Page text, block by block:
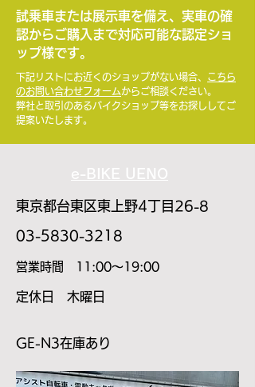
試乗車または展示車を備え、実車の確
認からご購入まで対応可能な認定ショ
ップ様です。
下記リストにお近くのショップがない場合、 こちら
のお問い合わせフォームからご相談ください。
​弊社と取引のあるバイクショップ等をお探ししてご
提案いたします。
e-BIKE UENO
東京都台東区東上野4丁目26-8
​03-5830-3218
​営業時間 11:00～19:00
​定休日 木曜日
​GE-N3在庫あり